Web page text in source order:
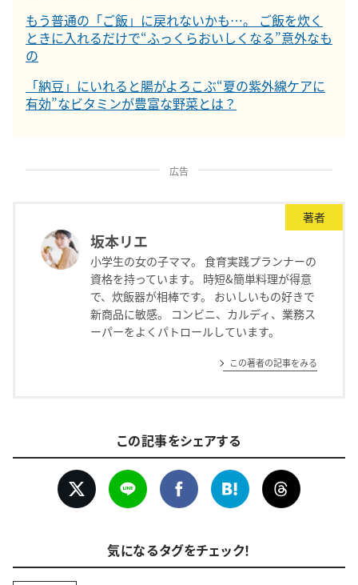
もう普通の「ご飯」に戻れないかも…。 ご飯を炊く
ときに入れるだけで“ふっくらおいしくなる”意外なも
の
「納豆」にいれると腸がよろこぶ“夏の紫外線ケアに
有効”なビタミンが豊富な野菜とは？
広告
著者
坂本リエ
小学生の女の子ママ。 食育実践プランナーの
資格を持っています。 時短&簡単料理が得意
で、炊飯器が相棒です。 おいしいもの好きで
新商品に敏感。 コンビニ、カルディ、業務ス
ーパーをよくパトロールしています。
この著者の記事をみる
この記事をシェアする
気になるタグをチェック！